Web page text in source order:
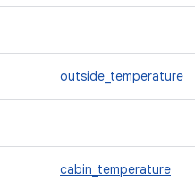
outside_temperature
cabin_temperature